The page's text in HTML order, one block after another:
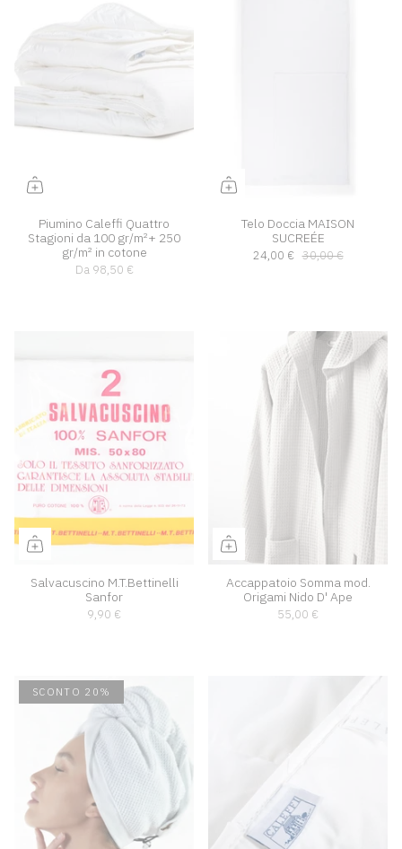
Piumino Caleffi Quattro
Stagioni da 100 gr/m²+ 250
gr/m² in cotone
Da 98,50 €
Telo Doccia MAISON
SUCREÉE
24,00 € 30,00 €
Salvacuscino M.T.Bettinelli
Sanfor
9,90 €
Accappatoio Somma mod.
Origami Nido D' Ape
55,00 €
SCONTO 20%